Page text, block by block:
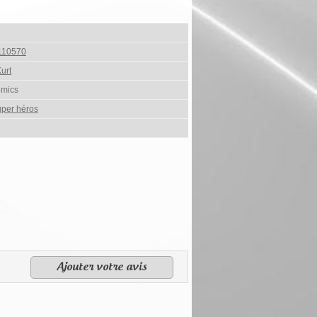
héros
Ajouter votre avis